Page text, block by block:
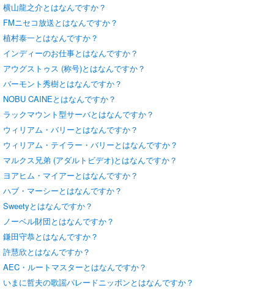
横山龍之介とはなんですか？
FMニセコ放送とはなんですか？
植村泰一とはなんですか？
インディーのお仕事とはなんですか？
アウグストゥス (称号)とはなんですか？
バーモント秀樹とはなんですか？
NOBU CAINEとはなんですか？
ラックマウント型サーバとはなんですか？
ウィリアム・バリーとはなんですか？
ウィリアム・テイラー・バリーとはなんですか？
マルクス兄弟 (アダルトビデオ)とはなんですか？
ヨアヒム・マイアーとはなんですか？
ハブ・マーシーとはなんですか？
Sweetyとはなんですか？
ノーベル財団とはなんですか？
鎌田守恭とはなんですか？
許慧欣とはなんですか？
AEC・ルートマスターとはなんですか？
いまに哲夫の歌謡パレードニッポンとはなんですか？